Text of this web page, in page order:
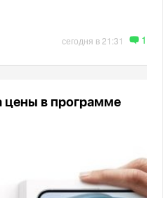
сегодня в 21:31 1
цены в программе